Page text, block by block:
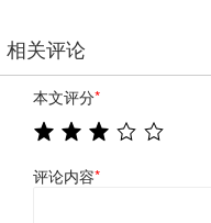
相关评论
本文评分*
评论内容*